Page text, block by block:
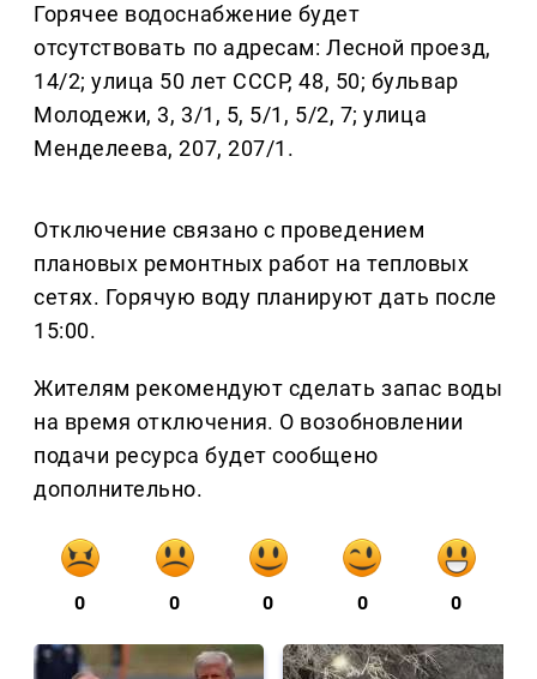
Горячее водоснабжение будет
отсутствовать по адресам: Лесной проезд,
14/2; улица 50 лет СССР, 48, 50; бульвар
Молодежи, 3, 3/1, 5, 5/1, 5/2, 7; улица
Менделеева, 207, 207/1.
Отключение связано с проведением
плановых ремонтных работ на тепловых
сетях. Горячую воду планируют дать после
15:00.
Жителям рекомендуют сделать запас воды
на время отключения. О возобновлении
подачи ресурса будет сообщено
дополнительно.
0 0 0 0 0